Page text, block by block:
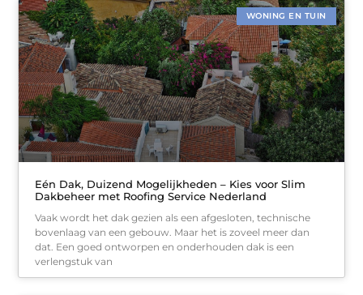
WONING EN TUIN
Eén Dak, Duizend Mogelijkheden – Kies voor Slim
Dakbeheer met Roofing Service Nederland
Vaak wordt het dak gezien als een afgesloten, technische
bovenlaag van een gebouw. Maar het is zoveel meer dan
dat. Een goed ontworpen en onderhouden dak is een
verlengstuk van